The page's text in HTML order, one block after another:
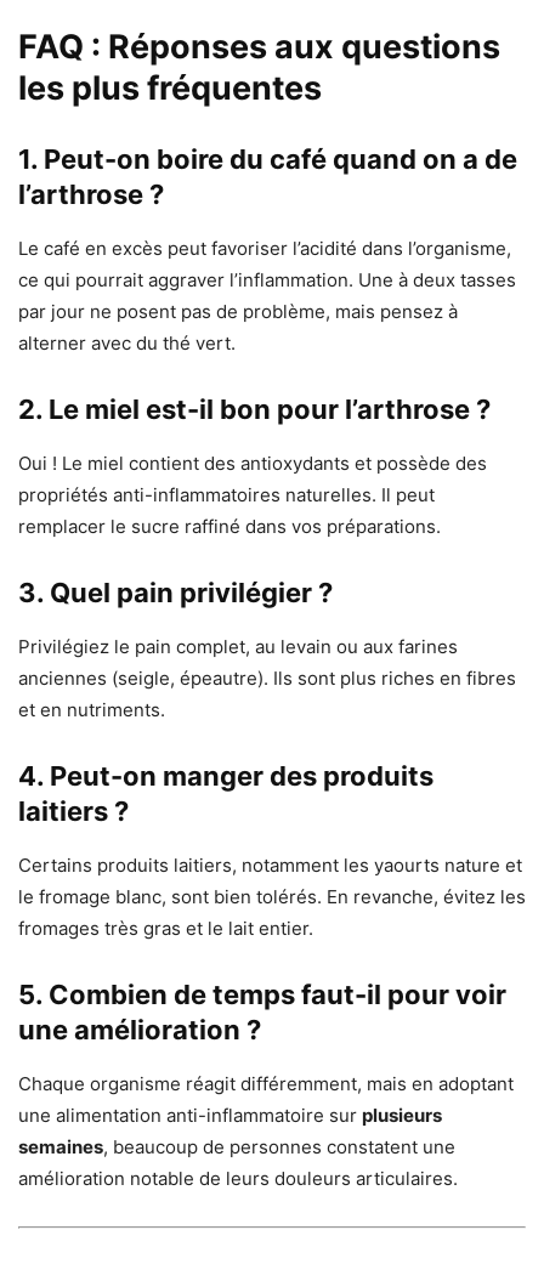
FAQ : Réponses aux questions
les plus fréquentes
1. Peut-on boire du café quand on a de
l’arthrose ?
Le café en excès peut favoriser l’acidité dans l’organisme,
ce qui pourrait aggraver l’inflammation. Une à deux tasses
par jour ne posent pas de problème, mais pensez à
alterner avec du thé vert.
2. Le miel est-il bon pour l’arthrose ?
Oui ! Le miel contient des antioxydants et possède des
propriétés anti-inflammatoires naturelles. Il peut
remplacer le sucre raffiné dans vos préparations.
3. Quel pain privilégier ?
Privilégiez le pain complet, au levain ou aux farines
anciennes (seigle, épeautre). Ils sont plus riches en fibres
et en nutriments.
4. Peut-on manger des produits
laitiers ?
Certains produits laitiers, notamment les yaourts nature et
le fromage blanc, sont bien tolérés. En revanche, évitez les
fromages très gras et le lait entier.
5. Combien de temps faut-il pour voir
une amélioration ?
Chaque organisme réagit différemment, mais en adoptant
une alimentation anti-inflammatoire sur plusieurs
semaines, beaucoup de personnes constatent une
amélioration notable de leurs douleurs articulaires.